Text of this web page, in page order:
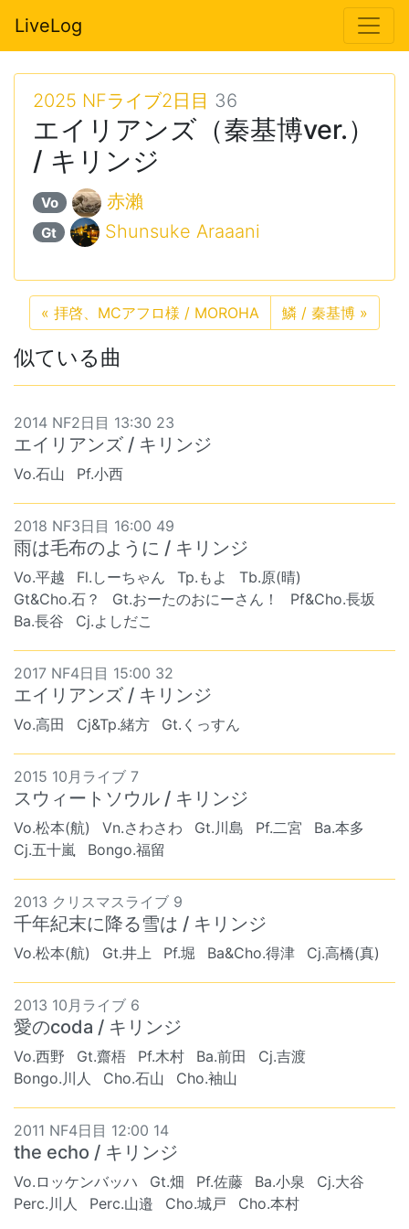
LiveLog
2025 NFライブ2日目 36
エイリアンズ（秦基博ver.）
/ キリンジ
Vo 赤瀨
Gt Shunsuke Araaani
« 拝啓、MCアフロ様 / MOROHA 鱗 / 秦基博 »
似ている曲
2014 NF2日目 13:30 23
エイリアンズ / キリンジ
Vo.石山 Pf.小西
2018 NF3日目 16:00 49
雨は毛布のように / キリンジ
Vo.平越 Fl.しーちゃん Tp.もよ
Tb.原(晴)
Gt&Cho.石？
Gt.おーたのおにーさん！
Pf&Cho.長坂
Ba.長谷
Cj.よしだこ
2017 NF4日目 15:00 32
エイリアンズ / キリンジ
Vo.高田 Cj&Tp.緒方 Gt.くっすん
2015 10月ライブ 7
スウィートソウル / キリンジ
Vo.松本(航) Vn.さわさわ Gt.川島 Pf.二宮
Ba.本多
Cj.五十嵐
Bongo.福留
2013 クリスマスライブ 9
千年紀末に降る雪は / キリンジ
Vo.松本(航) Gt.井上 Pf.堀 Ba&Cho.得津 Cj.高橋(真)
2013 10月ライブ 6
愛のcoda / キリンジ
Vo.西野 Gt.齋梧 Pf.木村 Ba.前田
Cj.吉渡
Bongo.川人
Cho.石山 Cho.袖山
2011 NF4日目 12:00 14
the echo / キリンジ
Vo.ロッケンバッハ Gt.畑 Pf.佐藤 Ba.小泉
Cj.大谷
Perc.川人
Perc.山邉 Cho.城戸 Cho.本村